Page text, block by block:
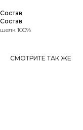
Состав
Состав
шелк 100%
СМОТРИТЕ ТАК ЖЕ